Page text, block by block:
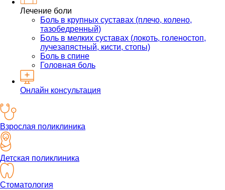
Лечение боли
Боль в крупных суставах (плечо, колено,
тазобедренный)
Боль в мелких суставах (локоть, голеностоп,
лучезапястный, кисти, стопы)
Боль в спине
Головная боль
Онлайн консультация
Взрослая поликлиника
Детская поликлиника
Стоматология